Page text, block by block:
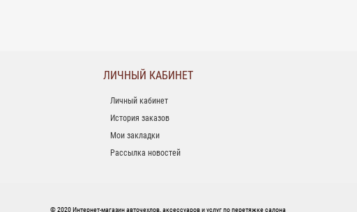
ЛИЧНЫЙ КАБИНЕТ
Личный кабинет
История заказов
Мои закладки
Рассылка новостей
© 2020 Интернет-магазин авточехлов, аксессуаров и услуг по перетяжке салона